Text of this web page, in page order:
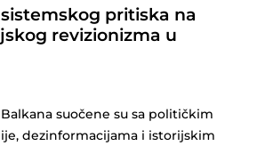
pritiska na
revizionizma u
suočene su sa političkim
dezinformacijama i istorijskim